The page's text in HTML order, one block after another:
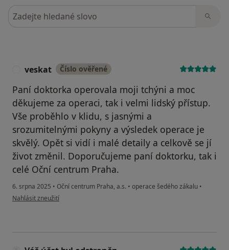
Hledejte v názorech
veskat Číslo ověřené
Paní doktorka operovala moji tchýni a moc
děkujeme za operaci, tak i velmi lidský přístup.
Vše proběhlo v klidu, s jasnými a
srozumitelnými pokyny a výsledek operace je
skvělý. Opět si vidí i malé detaily a celkově se jí
život změnil. Doporučujeme paní doktorku, tak i
celé Oční centrum Praha.
6. srpna 2025 • Oční centrum Praha, a.s. • operace šedého zákalu •
podle názoru uživatele veskat
Nahlásit zneužití